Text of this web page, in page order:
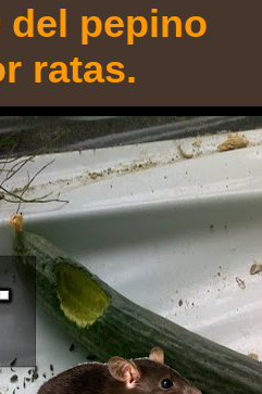
del pepino
ratas.